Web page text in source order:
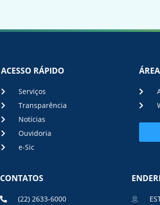
ACESSO RÁPIDO
Serviços
Transparência
Notícias
Ouvidoria
e-Sic
CONTATOS
(22) 2633-6000